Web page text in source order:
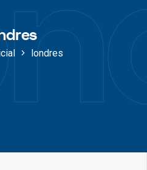
londres